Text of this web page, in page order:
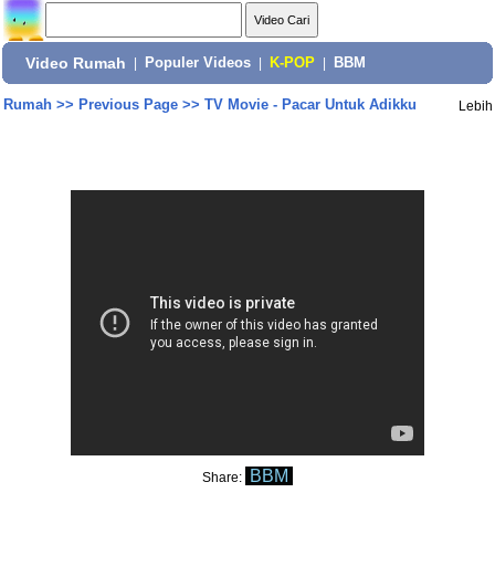
Video Rumah Populer Videos K-POP BBM
Rumah>> Previous Page>> TV Movie - Pacar Untuk Adikku Lebih
Share: BBM